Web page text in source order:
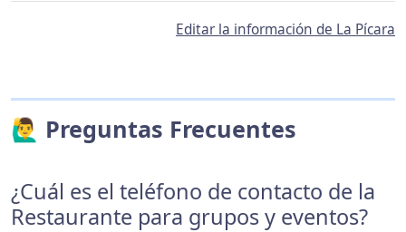
Editar la información de La Pícara
🙋‍♂️ Preguntas Frecuentes
¿Cuál es el teléfono de contacto de la
Restaurante para grupos y eventos?